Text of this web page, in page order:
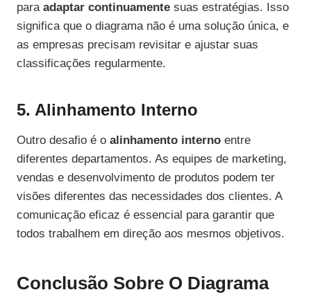
para adaptar continuamente suas estratégias. Isso
significa que o diagrama não é uma solução única, e
as empresas precisam revisitar e ajustar suas
classificações regularmente.
5. Alinhamento Interno
Outro desafio é o alinhamento interno entre
diferentes departamentos. As equipes de marketing,
vendas e desenvolvimento de produtos podem ter
visões diferentes das necessidades dos clientes. A
comunicação eficaz é essencial para garantir que
todos trabalhem em direção aos mesmos objetivos.
Conclusão Sobre O Diagrama